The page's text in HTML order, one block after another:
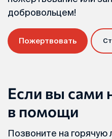
добровольцем!
Пожертвовать
Если вы сами
в помощи
Позвоните на горячую